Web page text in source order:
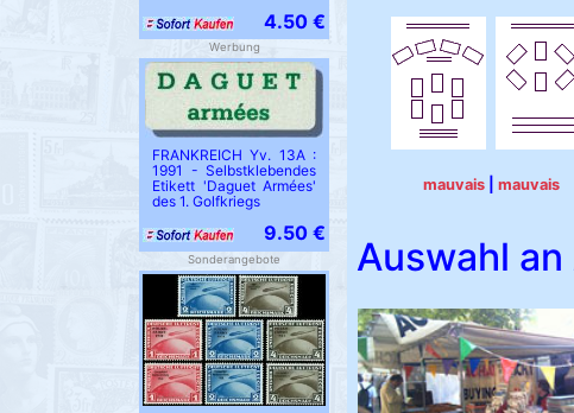
4.50 €
Werbung
FRANKREICH Yv. 13A :
1991 - Selbstklebendes
Etikett 'Daguet Armées'
des 1. Golfkriegs
9.50 €
Sonderangebote
mauvais |mauvais
Auswahl